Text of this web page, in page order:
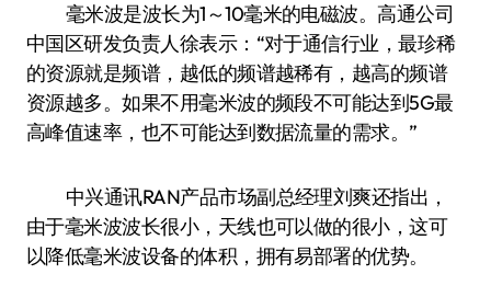
毫米波是波长为1～10毫米的电磁波。高通公司
中国区研发负责人徐表示：“对于通信行业，最珍稀
的资源就是频谱，越低的频谱越稀有，越高的频谱
资源越多。如果不用毫米波的频段不可能达到5G最
高峰值速率，也不可能达到数据流量的需求。”
中兴通讯RAN产品市场副总经理刘爽还指出，
由于毫米波波长很小，天线也可以做的很小，这可
以降低毫米波设备的体积，拥有易部署的优势。